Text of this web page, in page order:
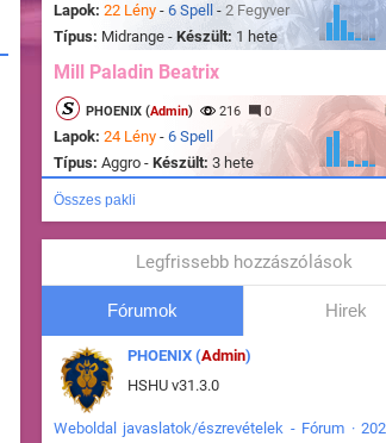
Lapok: 22 Lény - 6 Spell - 2 Fegyver
Típus: Midrange - Készült: 1 hete
Mill Paladin Beatrix
PHOENIX (Admin) 216 0
Lapok: 24 Lény - 6 Spell
Típus: Aggro - Készült: 3 hete
Összes pakli
Legfrissebb hozzászólások
Fórumok Hirek
PHOENIX (Admin)
HSHU v31.3.0
Weboldal javaslatok/észrevételek - Fórum ·